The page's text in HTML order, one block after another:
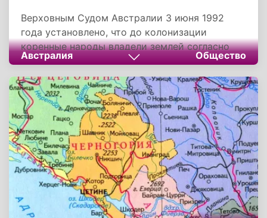
Верховным Судом Австралии 3 июня 1992
года установлено, что до колонизации
коренные народы владели землей согласно
традиционному праву, фактически
существующему и по сей день. Верховный
Суд подтвердил право аборигенов и жителей
островов пролива Торесса владеть и
пользоваться землей в местах их
традиционного обитания. По этому праву
правительства штатов, заинтересованные в
приобретении прав на разработку природных
ресурсов, обязаны выплачивать владельцам
земли компенсацию.
Австралия Общество